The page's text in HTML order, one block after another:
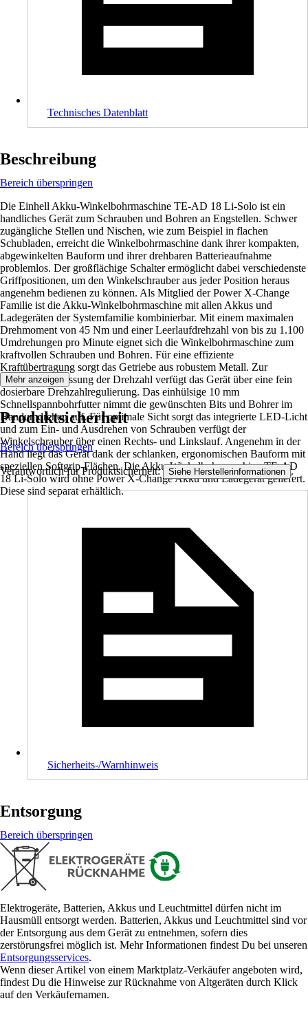
Technisches Datenblatt
Beschreibung
Bereich überspringen
Die Einhell Akku-Winkelbohrmaschine TE-AD 18 Li-Solo ist ein
handliches Gerät zum Schrauben und Bohren an Engstellen. Schwer
zugängliche Stellen und Nischen, wie zum Beispiel in flachen
Schubladen, erreicht die Winkelbohrmaschine dank ihrer kompakten,
abgewinkelten Bauform und ihrer drehbaren Batterieaufnahme
problemlos. Der großflächige Schalter ermöglicht dabei verschiedenste
Griffpositionen, um den Winkelschrauber aus jeder Position heraus
angenehm bedienen zu können. Als Mitglied der Power X-Change
Familie ist die Akku-Winkelbohrmaschine mit allen Akkus und
Ladegeräten der Systemfamilie kombinierbar. Mit einem maximalen
Drehmoment von 45 Nm und einer Leerlaufdrehzahl von bis zu 1.100
Umdrehungen pro Minute eignet sich die Winkelbohrmaschine zum
kraftvollen Schrauben und Bohren. Für eine effiziente
Kraftübertragung sorgt das Getriebe aus robustem Metall. Zur
optimalen Anpassung der Drehzahl verfügt das Gerät über eine fein
dosierbare Drehzahlregulierung. Das einhülsige 10 mm
Schnellspannbohrfutter nimmt die gewünschten Bits und Bohrer im
Handumdrehen auf. Für optimale Sicht sorgt das integrierte LED-Licht
und zum Ein- und Ausdrehen von Schrauben verfügt der
Winkelschrauber über einen Rechts- und Linkslauf. Angenehm in der
Hand liegt das Gerät dank der schlanken, ergonomischen Bauform mit
speziellen Softgrip-Flächen. Die Akku-Winkelbohrmaschine TE-AD
18 Li-Solo wird ohne Power X-Change Akku und Ladegerät geliefert.
Diese sind separat erhältlich.
Mehr anzeigen
Produktsicherheit
Bereich überspringen
Verantwortlich für Produktsicherheit: Siehe Herstellerinformationen .
Sicherheits-/Warnhinweis
Entsorgung
Bereich überspringen
Elektrogeräte, Batterien, Akkus und Leuchtmittel dürfen nicht im
Hausmüll entsorgt werden. Batterien, Akkus und Leuchtmittel sind vor
der Entsorgung aus dem Gerät zu entnehmen, sofern dies
zerstörungsfrei möglich ist. Mehr Informationen findest Du bei unseren
Entsorgungsservices.
Wenn dieser Artikel von einem Marktplatz-Verkäufer angeboten wird,
findest Du die Hinweise zur Rücknahme von Altgeräten durch Klick
auf den Verkäufernamen.